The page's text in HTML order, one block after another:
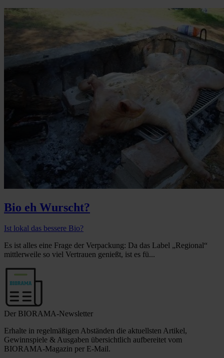
Bio eh Wurscht?
Ist lokal das bessere Bio?
Es ist alles eine Frage der Verpackung: Da das Label „Regional“
mittlerweile so viel Vertrauen genießt, ist es fü...
Der BIORAMA-Newsletter
Erhalte in regelmäßigen Abständen die aktuellsten Artikel,
Gewinnspiele & Ausgaben übersichtlich aufbereitet vom
BIORAMA-Magazin per E-Mail.